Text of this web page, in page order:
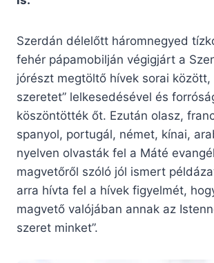
Szerdán délelőtt háromnegyed
fehér pápamobilján végigjárt a
jórészt megtöltő hívek sorai között,
szeretet” lelkesedésével és
köszöntötték őt. Ezután olasz,
spanyol, portugál, német, kínai,
nyelven olvasták fel a Máté
magvetőről szóló jól ismert
arra hívta fel a hívek figyelmét,
magvető valójában annak az
szeret minket”.